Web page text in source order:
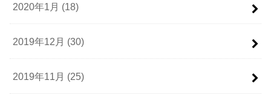
2020年1月 (18)
2019年12月 (30)
2019年11月 (25)